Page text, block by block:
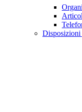
Disposizioni